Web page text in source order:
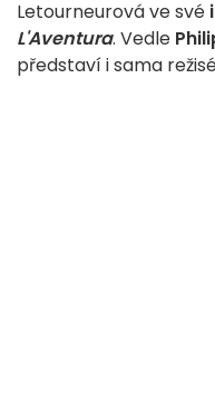
Letourneurová ve své
L'Aventura. Vedle
představí i sama